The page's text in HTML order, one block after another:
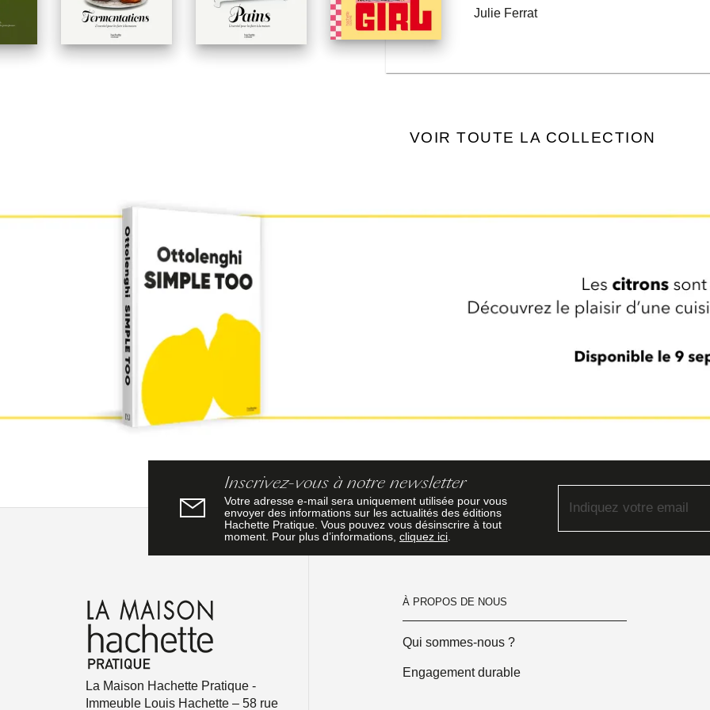
180°C
Eric Fénot
Eric Fénot
180°C
180°C
Eric Fénot
Julie Ferrat
VOIR TOUTE LA COLLECTION
Inscrivez-vous à notre newsletter
Votre adresse e-mail sera uniquement utilisée pour vous
envoyer des informations sur les actualités des éditions
Hachette Pratique. Vous pouvez vous désinscrire à tout
moment. Pour plus d’informations, cliquez ici.
Indiquez votre email
La Maison Hachette Pratique -
Immeuble Louis Hachette – 58 rue
À PROPOS DE NOUS
Qui sommes-nous ?
Engagement durable